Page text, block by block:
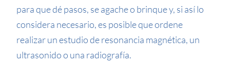
para que dé pasos, se agache o brinque y, si así lo
considera necesario, es posible que ordene
realizar un estudio de resonancia magnética, un
ultrasonido o una radiografía.